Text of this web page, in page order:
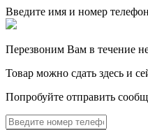
Введите имя и номер
Перезвоним Вам в течение
Товар можно сдать здесь и
Попробуйте отправить